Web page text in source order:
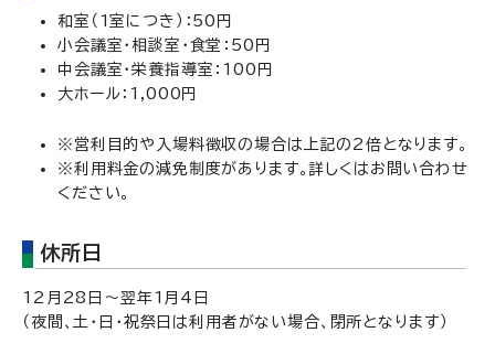
和室（1室につき）：50円
小会議室・相談室・食堂：50円
中会議室・栄養指導室：100円
大ホール：1,000円
※営利目的や入場料徴収の場合は上記の2倍となります。
※利用料金の減免制度があります。詳しくはお問い合わせ
ください。
休所日
12月28日～翌年1月4日
（夜間、土・日・祝祭日は利用者がない場合、閉所となります）